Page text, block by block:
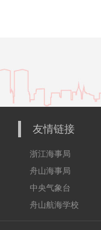
友情链接
浙江海事局
舟山海事局
中央气象台
舟山航海学校